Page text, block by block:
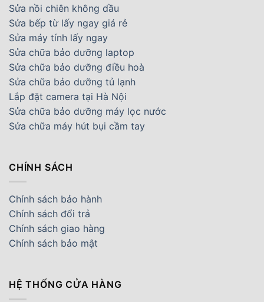
Sửa nồi chiên không dầu
Sửa bếp từ lấy ngay giá rẻ
Sửa máy tính lấy ngay
Sửa chữa bảo dưỡng laptop
Sửa chữa bảo dưỡng điều hoà
Sửa chữa bảo dưỡng tủ lạnh
Lắp đặt camera tại Hà Nội
Sửa chữa bảo dưỡng máy lọc nước
Sửa chữa máy hút bụi cầm tay
CHÍNH SÁCH
Chính sách bảo hành
Chính sách đổi trả
Chính sách giao hàng
Chính sách bảo mật
HỆ THỐNG CỬA HÀNG